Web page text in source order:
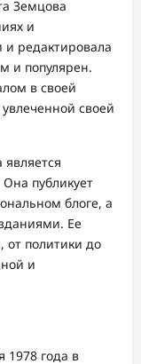
Земцова
и
и редактировала
и популярен.
в своей
своей
публикует
блоге, а
Ее
политики до
и
1978 года в